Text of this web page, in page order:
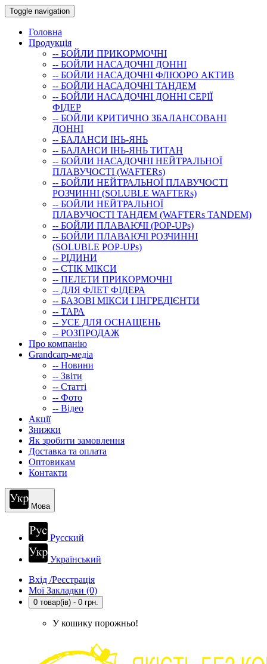
Toggle navigation
Головна
Продукція
-- БОЙЛИ ПРИКОРМОЧНI
-- БОЙЛИ НАСАДОЧНI ДОННI
-- БОЙЛИ НАСАДОЧНІ ФЛЮОРО АКТИВ
-- БОЙЛИ НАСАДОЧНІ ТАНДЕМ
-- БОЙЛИ НАСАДОЧНI ДОННI СЕРIÏ
ФIДЕР
-- БОЙЛИ КРИТИЧНО ЗБАЛАНСОВАНІ
ДОННІ
-- БАЛАНСИ ІНЬ-ЯНЬ
-- БАЛАНСИ ІНЬ-ЯНЬ ТИТАН
-- БОЙЛИ НАСАДОЧНI НЕЙТРАЛЬНОÏ
ПЛАВУЧОСТI (WAFTERs)
-- БОЙЛИ НЕЙТРАЛЬНОЇ ПЛАВУЧОСТІ
РОЗЧИННІ (SOLUBLE WAFTERs)
-- БОЙЛИ НЕЙТРАЛЬНОЇ
ПЛАВУЧОСТІ ТАНДЕМ (WAFTERs TANDEM)
-- БОЙЛИ ПЛАВАЮЧІ (POP-UPs)
-- БОЙЛИ ПЛАВАЮЧI РОЗЧИННI
(SOLUBLE POP-UPs)
-- РIДИНИ
-- СТIК МIКСИ
-- ПЕЛЕТИ ПРИКОРМОЧНІ
-- ДЛЯ ФЛЕТ ФІДЕРА
-- БАЗОВІ МІКСИ І ІНГРЕДІЄНТИ
-- ТАРА
-- УСЕ ДЛЯ ОСНАЩЕНЬ
-- РОЗПРОДАЖ
Про компанію
Grandcarp-медіа
-- Новини
-- Звіти
-- Статті
-- Фото
-- Відео
Акції
Знижки
Як зробити замовлення
Доставка та оплата
Оптовикам
Контакти
Мова
Русский
Український
Вхід /Реєстрація
Мої Закладки (0)
0 товар(ів) - 0 грн.
У кошику порожньо!